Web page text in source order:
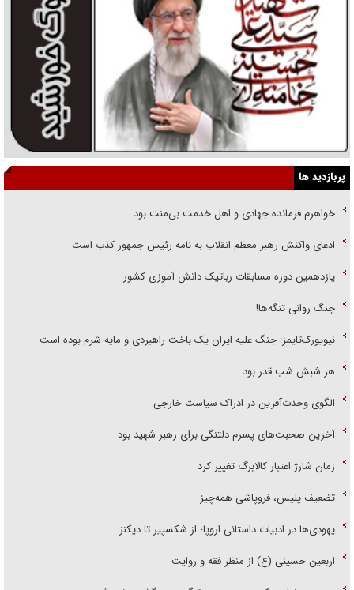
پربازدید ها
خواهرم فرمانده جهادی و اهل خدمت بی‌منت بود
ادعای واکنش رهبر معظم انقلاب به نامه رئیس جمهور کذب است
یازدهمین دوره مسابقات رباتیک دانش آموزی کشور
جنگ روانی تنگه‌ها!
نیویورک‌تایمز: جنگ علیه ایران یک باخت راهبردی و مایه شرم بوده است
هر شبش شب قدر بود
الگوی وحدت‌آفرین در ادراک سیاست خارجی
آخرین صحبت‌های پسرم دلتنگی برای رهبر شهید بود
زمان شارژ اعتبار کالابرگ تغییر کرد
تضعیف پلیس، فروپاشی همه‌چیز
یهودی‌ها در ادبیات داستانی اروپا؛ از شکسپیر تا دیکنز
اربعین حسینی (ع) از منظر فقه و روایت